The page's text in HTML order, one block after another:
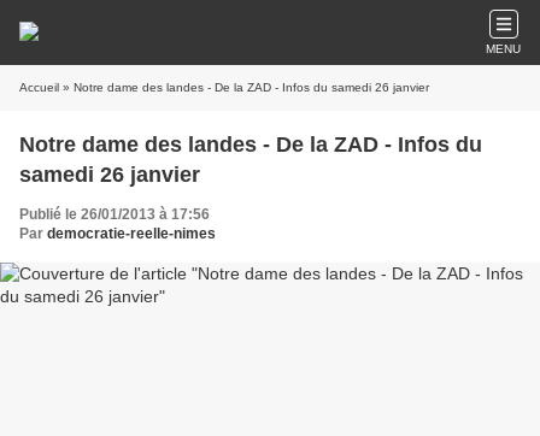
MENU
Accueil » Notre dame des landes - De la ZAD - Infos du samedi 26 janvier
Notre dame des landes - De la ZAD - Infos du
samedi 26 janvier
Publié le 26/01/2013 à 17:56
Par democratie-reelle-nimes